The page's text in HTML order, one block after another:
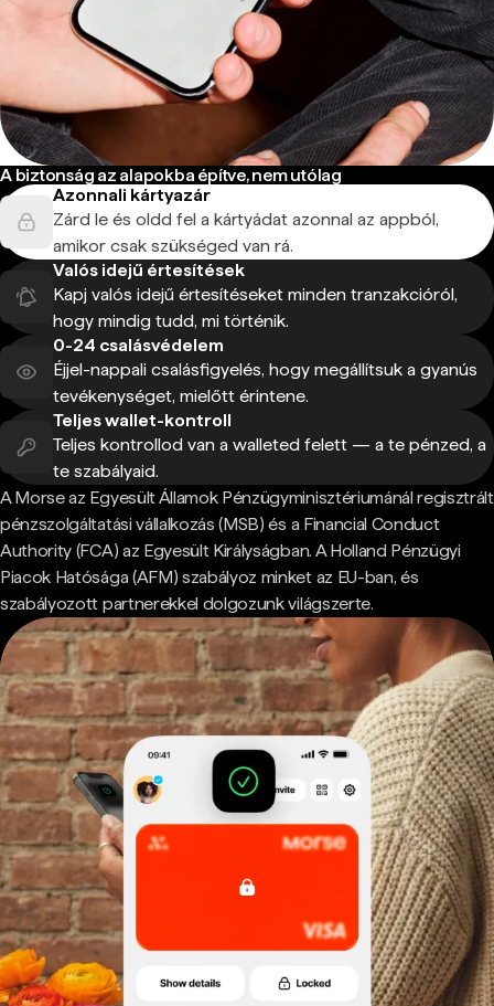
A biztonság az alapokba építve, nem utólag
Azonnali kártyazár
Zárd le és oldd fel a kártyádat azonnal az appból,
amikor csak szükséged van rá.
Valós idejű értesítések
Kapj valós idejű értesítéseket minden tranzakcióról,
hogy mindig tudd, mi történik.
0-24 csalásvédelem
Éjjel-nappali csalásfigyelés, hogy megállítsuk a gyanús
tevékenységet, mielőtt érintene.
Teljes wallet-kontroll
Teljes kontrollod van a walleted felett — a te pénzed, a
te szabályaid.
A Morse az Egyesült Államok Pénzügyminisztériumánál regisztrált
pénzszolgáltatási vállalkozás (MSB) és a Financial Conduct
Authority (FCA) az Egyesült Királyságban. A Holland Pénzügyi
Piacok Hatósága (AFM) szabályoz minket az EU-ban, és
szabályozott partnerekkel dolgozunk világszerte.